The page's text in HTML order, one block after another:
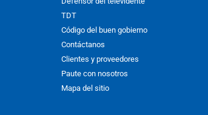
TDT
Código del buen gobierno
Contáctanos
Clientes y proveedores
Paute con nosotros
Mapa del sitio